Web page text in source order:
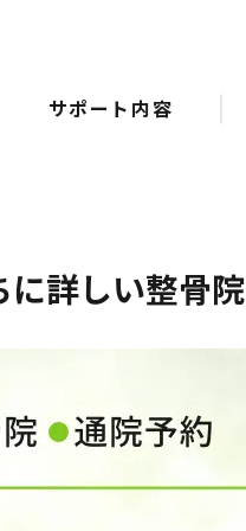
サポート内容
詳しい整骨院